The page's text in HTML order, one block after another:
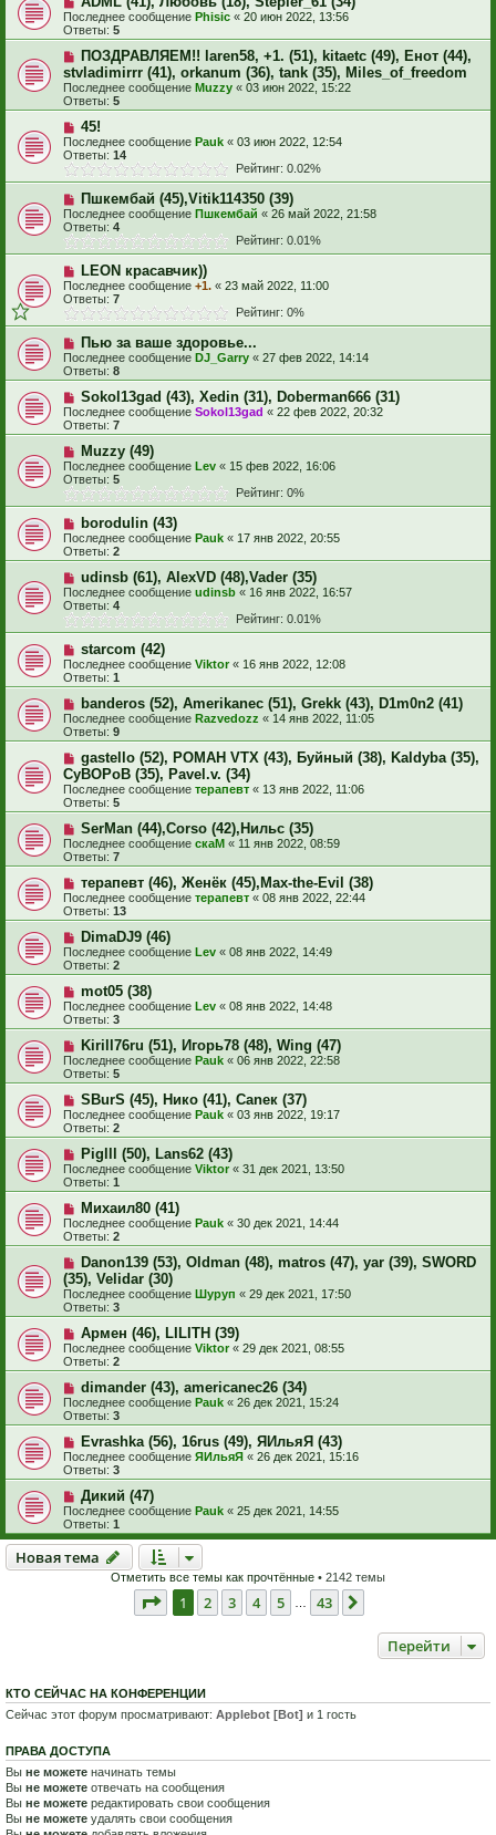
Последнее сообщение Phisic « 20 июн 2022, 13:56
Ответы: 5
ПОЗДРАВЛЯЕМ!! laren58, +1. (51), kitaetc (49), Енот (44),
stvladimirrr (41), orkanum (36), tank (35), Miles_of_freedom
Последнее сообщение Muzzy « 03 июн 2022, 15:22
Ответы: 5
45!
Последнее сообщение Pauk « 03 июн 2022, 12:54
Ответы: 14
Рейтинг: 0.02%
Пшкембай (45),Vitik114350 (39)
Последнее сообщение Пшкембай « 26 май 2022, 21:58
Ответы: 4
Рейтинг: 0.01%
LEON красавчик))
Последнее сообщение +1. « 23 май 2022, 11:00
Ответы: 7
Рейтинг: 0%
Пью за ваше здоровье...
Последнее сообщение DJ_Garry « 27 фев 2022, 14:14
Ответы: 8
Sokol13gad (43), Xedin (31), Doberman666 (31)
Последнее сообщение Sokol13gad « 22 фев 2022, 20:32
Ответы: 7
Muzzy (49)
Последнее сообщение Lev « 15 фев 2022, 16:06
Ответы: 5
Рейтинг: 0%
borodulin (43)
Последнее сообщение Pauk « 17 янв 2022, 20:55
Ответы: 2
udinsb (61), AlexVD (48),Vader (35)
Последнее сообщение udinsb « 16 янв 2022, 16:57
Ответы: 4
Рейтинг: 0.01%
starcom (42)
Последнее сообщение Viktor« 16 янв 2022, 12:08
Ответы: 1
banderos (52), Amerikanec (51), Grekk (43), D1m0n2 (41)
Последнее сообщение Razvedozz « 14 янв 2022, 11:05
Ответы: 9
gastello (52), РОМАН VTX (43), Буйный (38), Kaldyba (35),
CyBOPoB (35), Pavel.v. (34)
Последнее сообщение терапевт « 13 янв 2022, 11:06
Ответы: 5
SerMan (44),Corso (42),Нильс (35)
Последнее сообщение скаМ « 11 янв 2022, 08:59
Ответы: 7
терапевт (46), Женёк (45),Max-the-Evil (38)
Последнее сообщение терапевт « 08 янв 2022, 22:44
Ответы: 13
DimaDJ9 (46)
Последнее сообщение Lev « 08 янв 2022, 14:49
Ответы: 2
mot05 (38)
Последнее сообщение Lev « 08 янв 2022, 14:48
Ответы: 3
Kirill76ru (51), Игорь78 (48), Wing (47)
Последнее сообщение Pauk « 06 янв 2022, 22:58
Ответы: 5
SBurS (45), Нико (41), Caneк (37)
Последнее сообщение Pauk « 03 янв 2022, 19:17
Ответы: 2
Piglll (50), Lans62 (43)
Последнее сообщение Viktor « 31 дек 2021, 13:50
Ответы: 1
Михаил80 (41)
Последнее сообщение Pauk « 30 дек 2021, 14:44
Ответы: 2
Danon139 (53), Oldman (48), matros (47), yar (39), SWORD
(35), Velidar (30)
Последнее сообщение Шуруп « 29 дек 2021, 17:50
Ответы: 3
Армен (46), LILITH (39)
Последнее сообщение Viktor« 29 дек 2021, 08:55
Ответы: 2
dimander (43), americanec26 (34)
Последнее сообщение Pauk « 26 дек 2021, 15:24
Ответы: 3
Evrashka (56), 16rus (49), ЯИльяЯ (43)
Последнее сообщение ЯИльяЯ « 26 дек 2021, 15:16
Ответы: 3
Дикий (47)
Последнее сообщение Pauk « 25 дек 2021, 14:55
Ответы: 1
Новая тема
Новаятема
Отметить все темы как прочтённые • 2142 темы
Страница из 43
1 2 3 4 5 43
Перейти
КТО СЕЙЧАС НА КОНФЕРЕНЦИИ
Сейчас этот форум просматривают: Applebot [Bot] и 1 гость
ПРАВА ДОСТУПА
Вы не можете начинать темы
Вы не можете отвечать на сообщения
Вы не можете редактировать свои сообщения
Вы не можете удалять свои сообщения